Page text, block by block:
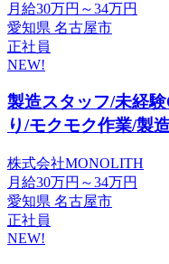
月給30万円～34万円
愛知県 名古屋市
正社員
NEW!
製造スタッフ/未経
り/モクモク作業/製
株式会社MONOLITH
月給30万円～34万円
愛知県 名古屋市
正社員
NEW!